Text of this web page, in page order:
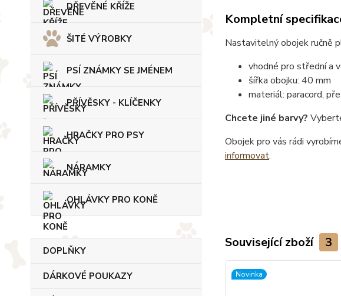
DŘEVĚNÉ KŘÍŽE
ŠITÉ VÝROBKY
PSÍ ZNÁMKY SE JMÉNEM
PŘÍVĚSKY - KLÍČENKY
HRAČKY PRO PSY
NÁRAMKY
OHLÁVKY PRO KONĚ
DOPLŇKY
DÁRKOVÉ POUKAZY
Kompletní
Nastavitelný obojek ručně
vhodné pro střední a
šířka obojku: 40 mm
materiál: paracord,
Chcete jiné barvy?
Obojek pro vás rádi
informovat.
Související zboží 3
Novinka